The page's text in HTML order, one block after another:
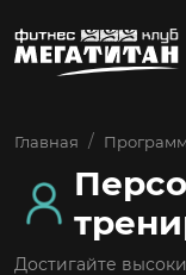
Главная
Достигайте